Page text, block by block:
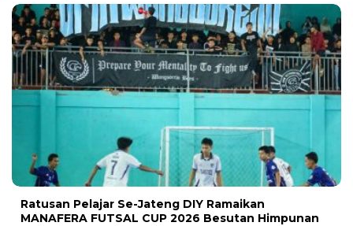
Ratusan Pelajar Se-Jateng DIY Ramaikan
MANAFERA FUTSAL CUP 2026 Besutan Himpunan